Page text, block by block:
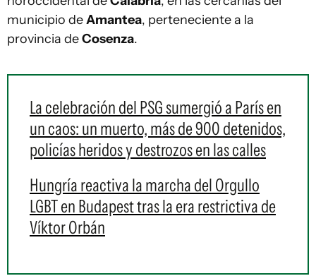
municipio deAmantea, perteneciente a la
provincia deCosenza.
La celebración del PSG sumergió a París en
un caos: un muerto, más de 900 detenidos,
policías heridos y destrozos en las calles
Hungría reactiva la marcha del Orgullo
LGBT en Budapest tras la era restrictiva de
Víktor Orbán